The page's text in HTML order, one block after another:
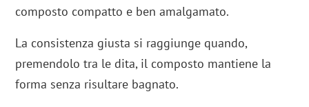
composto compatto e ben amalgamato.
La consistenza giusta si raggiunge quando,
premendolo tra le dita, il composto mantiene la
forma senza risultare bagnato.